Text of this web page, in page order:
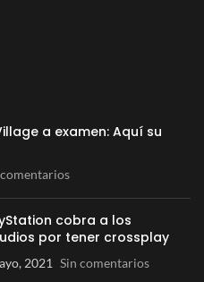
a examen: Aquí su
cobra a los
por tener crossplay
2021 Sin comentarios